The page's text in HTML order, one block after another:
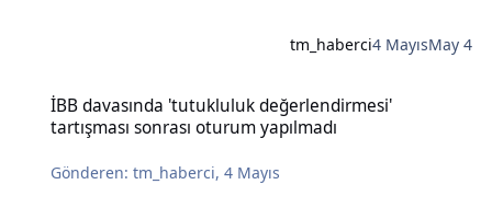
tm_haberci4 MayısMay 4
İBB davasında 'tutukluluk değerlendirmesi'
tartışması sonrası oturum yapılmadı
Gönderen:tm_haberci,4 Mayıs